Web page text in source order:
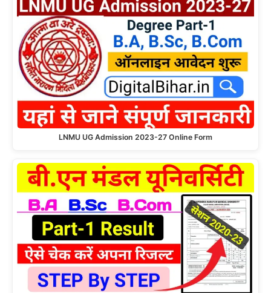
LNMU UG Admission 2023-27 Online Form